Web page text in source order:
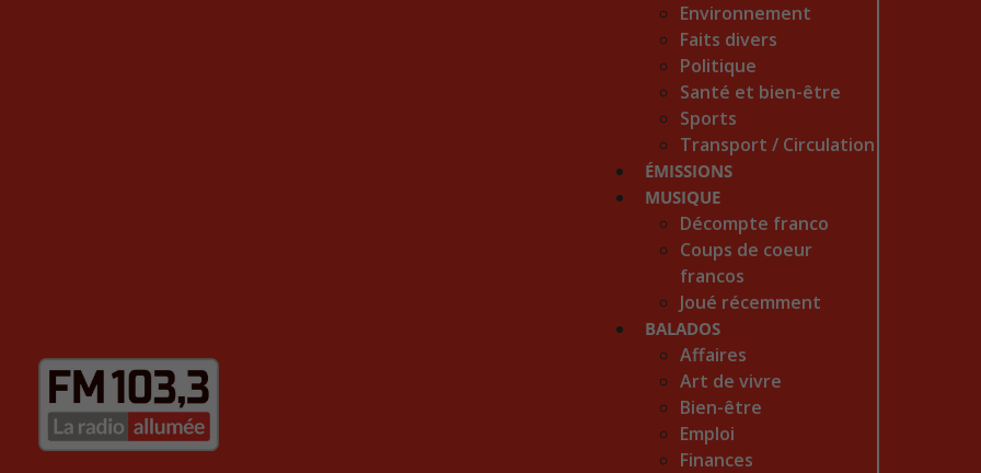
Environnement
Faits divers
Politique
Santé et bien-être
Sports
Transport / Circulation
ÉMISSIONS
MUSIQUE
Décompte franco
Coups de coeur
francos
Joué récemment
BALADOS
Affaires
Art de vivre
Bien-être
Emploi
Finances